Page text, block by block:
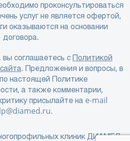
проконсультироваться
услуг не является офертой,
оказываются на основании
договора.
соглашаетесь с Политикой
. Предложения и вопросы, в
настоящей Политике
а также комментарии,
присылайте на e-mail
.
клиник ДИАМЕД